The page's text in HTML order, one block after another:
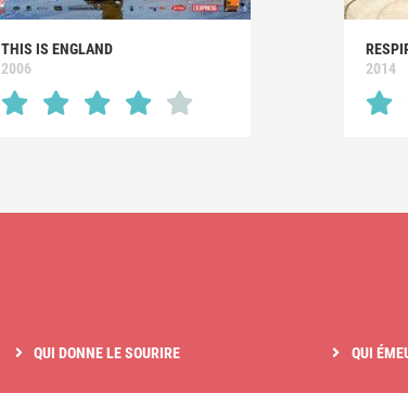
THIS IS ENGLAND
2006
2014
QUI DONNE LE SOURIRE QUI